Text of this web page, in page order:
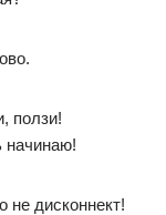
ползи!
начинаю!
не дисконнект!